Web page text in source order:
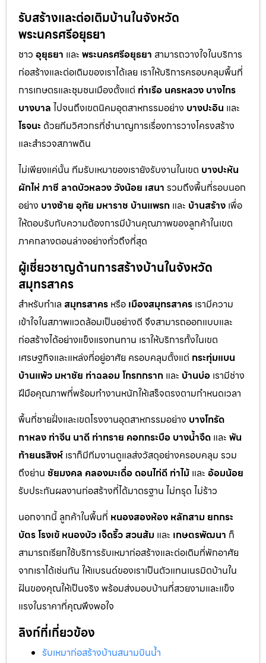
รับสร้างและต่อเติมบ้านในจังหวัด
พระนครศรีอยุธยา
ชาว อุยุธยา และ พระนครศรีอยุธยา สามารถวางใจในบริการ
ก่อสร้างและต่อเติมของเราได้เลย เราให้บริการครอบคลุมพื้นที่
การเกษตรและชุมชนเมืองตั้งแต่ ท่าเรือ นครหลวง บางไทร
บางบาล ไปจนถึงเขตนิคมอุตสาหกรรมอย่าง บางปะอิน และ
โรจนะ ด้วยทีมวิศวกรที่ชำนาญการเรื่องการวางโครงสร้าง
และสำรวจสภาพดิน
ไม่เพียงแค่นั้น ทีมรับเหมาของเรายังรับงานในเขต บางปะหัน
ผักไห่ภาชี ลาดบัวหลวงวังน้อย เสนา รวมถึงพื้นที่รอบนอก
อย่าง บางซ้าย อุทัย มหาราช บ้านแพรก และ บ้านสร้าง เพื่อ
ให้ตอบรับกับความต้องการมีบ้านคุณภาพของลูกค้าในเขต
ภาคกลางตอนล่างอย่างทั่วถึงที่สุด
ผู้เชี่ยวชาญด้านการสร้างบ้านในจังหวัด
สมุทรสาคร
สำหรับทำเล สมุทรสาคร หรือ เมืองสมุทรสาคร เรามีความ
เข้าใจในสภาพแวดล้อมเป็นอย่างดี จึงสามารถออกแบบและ
ก่อสร้างได้อย่างแข็งแรงทนทาน เราให้บริการทั้งในเขต
เศรษฐกิจและแหล่งที่อยู่อาศัย ครอบคลุมตั้งแต่ กระทุ่มแบน
บ้านแพ้ว มหาชัย ท่าฉลอมโกรกกราก และ บ้านบ่อ เรามีช่าง
ฝีมือคุณภาพที่พร้อมทำงานหนักให้เสร็จตรงตามกำหนดเวลา
พื้นที่ชายฝั่งและเขตโรงงานอุตสาหกรรมอย่าง บางโทรัด
กาหลง ท่าจีน นาดี ท่าทราย คอกกระบือ บางน้ำจืด และ พัน
ท้ายนรสิงห์ เราก็มีทีมงานดูแลส่งวัสดุอย่างครอบคลุม รวม
ถึงย่าน ชัยมงคล คลองมะเดื่อ ดอนไก่ดี ท่าไม้ และ อ้อมน้อย
รับประกันผลงานก่อสร้างที่ได้มาตรฐาน ไม่ทรุด ไม่ร้าว
นอกจากนี้ ลูกค้าในพื้นที่ หนองสองห้อง หลักสามยกกระ
บัตรโรงเข้ หนองบัว เจ็ดริ้วสวนส้ม และ เกษตรพัฒนา ก็
สามารถเรียกใช้บริการรับเหมาก่อสร้างและต่อเติมที่พักอาศัย
จากเราได้เช่นกัน ให้แบรนด์ของเราเป็นตัวแทนเนรมิตบ้านใน
ฝันของคุณให้เป็นจริง พร้อมส่งมอบบ้านที่สวยงามและแข็ง
แรงในราคาที่คุณพึงพอใจ
ลิงก์ที่เกี่ยวข้อง
รับเหมาก่อสร้างบ้านสนามบินน้ำ